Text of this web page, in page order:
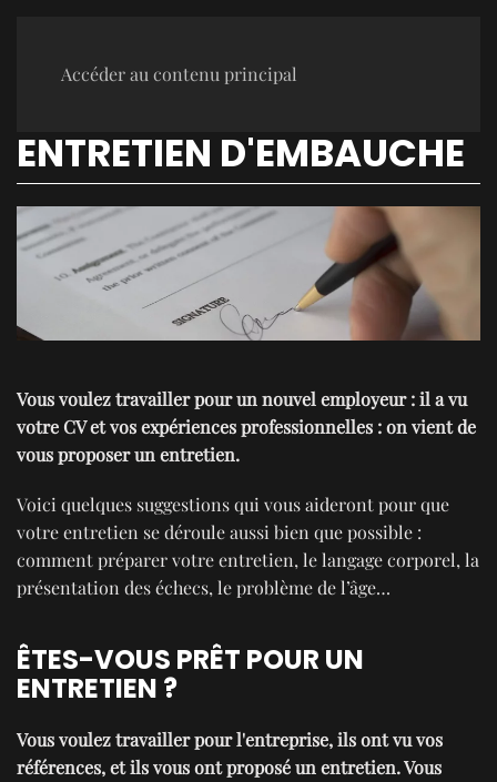
Accéder au contenu principal
ENTRETIEN D'EMBAUCHE
Vous voulez travailler pour un nouvel employeur : il a vu
votre CV et vos expériences professionnelles : on vient de
vous proposer un entretien.
Voici quelques suggestions qui vous aideront pour que
votre entretien se déroule aussi bien que possible :
comment préparer votre entretien, le langage corporel, la
présentation des échecs, le problème de l’âge…
ÊTES-VOUS PRÊT POUR UN
ENTRETIEN ?
Vous voulez travailler pour l'entreprise, ils ont vu vos
références, et ils vous ont proposé un entretien. Vous